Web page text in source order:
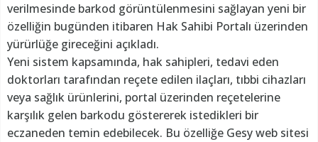
verilmesinde barkod görüntülenmesini sağlayan yeni bir
özelliğin bugünden itibaren Hak Sahibi Portalı üzerinden
yürürlüğe gireceğini açıkladı.
Yeni sistem kapsamında, hak sahipleri, tedavi eden
doktorları tarafından reçete edilen ilaçları, tıbbi cihazları
veya sağlık ürünlerini, portal üzerinden reçetelerine
karşılık gelen barkodu göstererek istedikleri bir
eczaneden temin edebilecek. Bu özelliğe Gesy web sitesi